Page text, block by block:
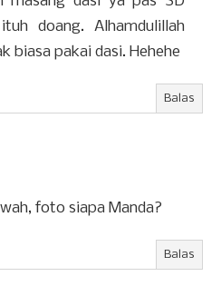
doang. Alhamdulillah
biasa pakai dasi. Hehehe
Balas
foto siapa Manda?
Balas